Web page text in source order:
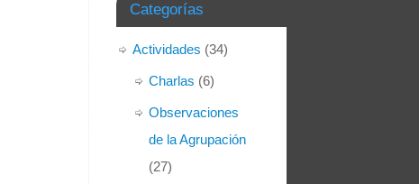
Categorías
Actividades (34)
Charlas (6)
Observaciones
de la Agrupación
(27)